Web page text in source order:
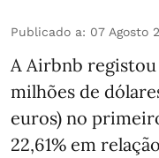
Publicado a: 07 Agosto
A Airbnb
milhões de
euros) no
22,61% em